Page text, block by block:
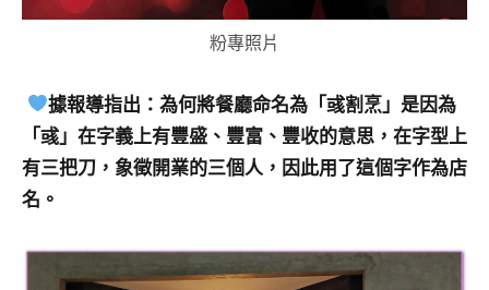
粉專照片
據報導指出：為何將餐廳命名為「彧割烹」是因為
「彧」在字義上有豐盛、豐富、豐收的意思，在字型上
有三把刀，象徵開業的三個人，因此用了這個字作為店
名。